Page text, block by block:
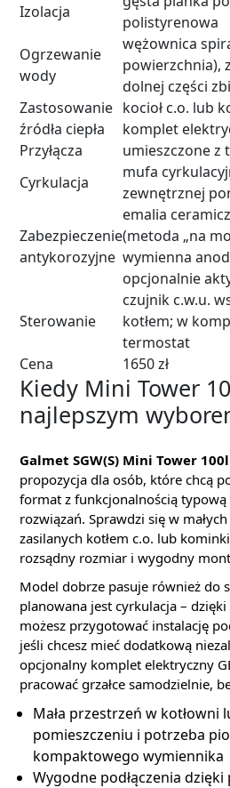
Izolacja
polistyrenowa
Ogrzewanie
wody
wężownica
powierzchnia),
dolnej części
Zastosowanie
źródła ciepła
kocioł c.o. lub
komplet
Przyłącza
umieszczone z
Cyrkulacja
mufa
zewnętrznej
Zabezpieczenie
antykorozyjne
emalia
(metoda „na
wymienna
opcjonalnie
Sterowanie
czujnik c.w.u.
kotłem; w
termostat
Cena
1650 zł
Kiedy Mini Tower
najlepszym
Galmet SGW(S) Mini Tower
propozycja dla osób, które chcą
format z funkcjonalnością typową
rozwiązań. Sprawdzi się w
zasilanych kotłem c.o. lub
rozsądny rozmiar i wygodny
Model dobrze pasuje również do
planowana jest cyrkulacja –
możesz przygotować instalację
jeśli chcesz mieć dodatkową
opcjonalny komplet elektryczny
pracować grzałce samodzielnie,
Mała przestrzeń w kotłowni
pomieszczeniu i potrzeba
kompaktowego wymiennika
Wygodne podłączenia dzięki